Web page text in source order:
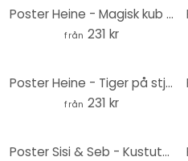
Poster Heine - Magisk kub - Rubiks kub - Rund
från 231 kr
Poster Heine - Tiger på stjärnhimlen - Rund
från 231 kr
Poster Sisi & Seb - Kustutsikt - Rund